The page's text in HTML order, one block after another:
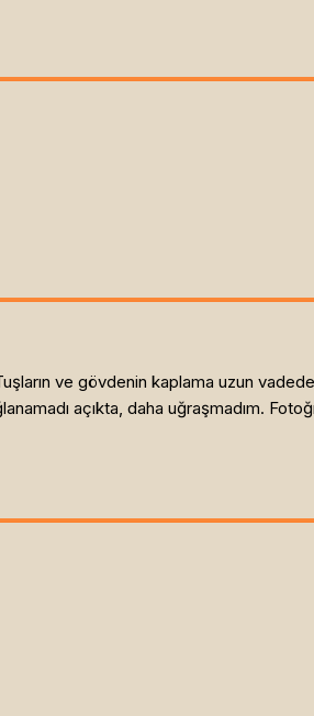
ve gövdenin kaplama uzun
açıkta, daha uğraşmadım.